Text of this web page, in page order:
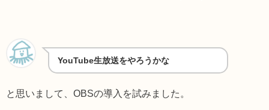
YouTube生放送をやろうかな
と思いまして、OBSの導入を試みました。